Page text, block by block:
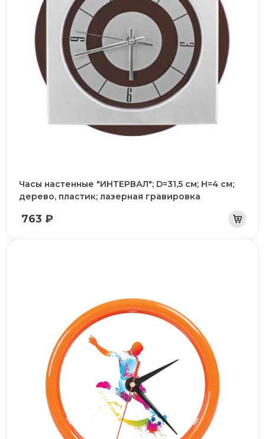
Часы настенные "ИНТЕРВАЛ"; D=31,5 см; H=4 см;
дерево, пластик; лазерная гравировка
763 ₽